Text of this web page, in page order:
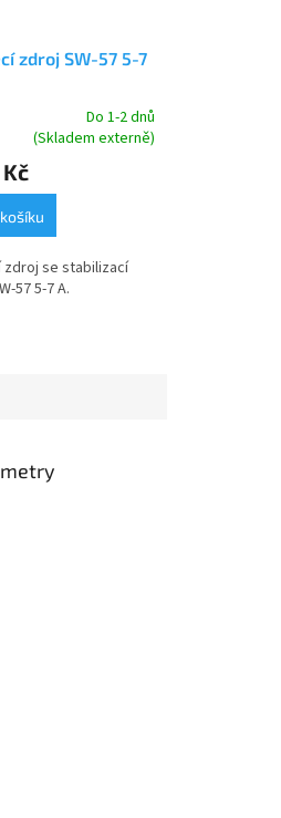
zdroj SW-57 5-7
Do 1-2 dnů
(Skladem externě)
zdroj se stabilizací
57 5-7 A.